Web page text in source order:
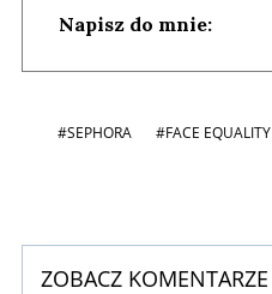
Napisz do mnie:
#SEPHORA #FACE EQUALITY
ZOBACZ